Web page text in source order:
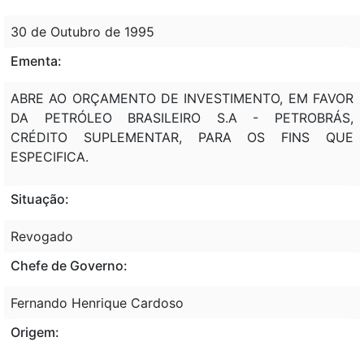
30 de Outubro de 1995
Ementa:
ABRE AO ORÇAMENTO DE INVESTIMENTO, EM FAVOR
DA PETRÓLEO BRASILEIRO S.A - PETROBRÁS,
CRÉDITO SUPLEMENTAR, PARA OS FINS QUE
ESPECIFICA.
Situação:
Revogado
Chefe de Governo:
Fernando Henrique Cardoso
Origem: